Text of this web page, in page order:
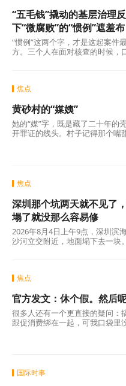
“五毛钱”撬动的基层治理
下“微腐败”的“惯例”遮羞布
“惯例”这两个字，才是这起案件
方。三个人在面对核查的时候，
议事程序、没有政策依据，仅凭
自欺欺人的“潜规则”。三人分工
责两根水管，各自收费、各自截
——分明是精心设计的利益勾兑
么“历来如此”的“惯例”?
焦点
黄砂村的“媒姨”
她的“媒”字，既是藏了二十年的
开罪证的线头。村子记得那个嘴
年。
焦点
深圳那个坑两天就不见了
塌了就没那么容易修
2026年8月4日上午9点，深圳滨
沙河立交附近，地面塌下去一块
焦点
官方发文：休个假。然后
很多人还有一个更直接的疑问：
跟促消费绑在一起，可我口袋里
让他休五天假出去旅游，他宁可
国际时事